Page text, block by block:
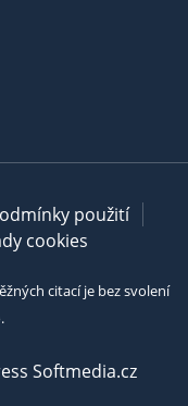
použití
cookies
citací je bez svolení
Softmedia.cz